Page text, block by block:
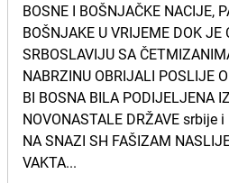
BOSNE I BOŠNJAČKE NACIJE,
BOŠNJAKE U VRIJEME DOK JE
SRBOSLAVIJU SA
NABRZINU OBRIJALI POSLIJE
BI BOSNA BILA PODIJELJENA
NOVONASTALE DRŽAVE srbije
NA SNAZI SH FAŠIZAM
VAKTA...